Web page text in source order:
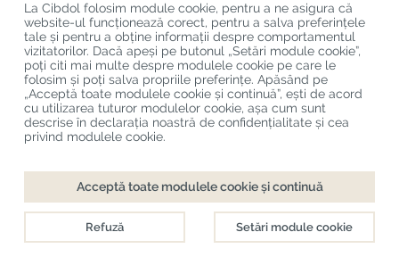
Adaugă în coș Finalizare comandă
Disponibil direct
Ultimele Postări Pe Blog
La Cibdol folosim module cookie, pentru a ne asigura că
website-ul funcționează corect, pentru a salva preferințele
tale și pentru a obține informații despre comportamentul
vizitatorilor. Dacă apeși pe butonul „Setări module cookie”,
poți citi mai multe despre modulele cookie pe care le
folosim și poți salva propriile preferințe. Apăsând pe
„Acceptă toate modulele cookie și continuă”, ești de acord
cu utilizarea tuturor modulelor cookie, așa cum sunt
descrise în declarația noastră de confidențialitate și cea
privind modulele cookie.
Acceptă toate modulele cookie și continuă
Refuză Setări module cookie
Copyright©CibdolLast updated 08-08-2026
Cibdol bv, Handelsweg 1a, 5492NL Sint-Oedenrode, the Netherlands
KvK: 76495035 VAT: NL860644923B01